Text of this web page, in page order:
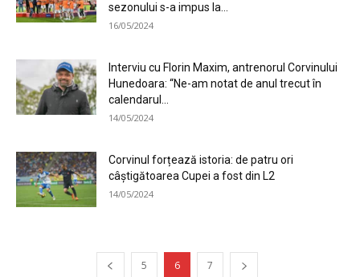
sezonului s-a impus la...
16/05/2024
Interviu cu Florin Maxim, antrenorul Corvinului
Hunedoara: “Ne-am notat de anul trecut în
calendarul...
14/05/2024
Corvinul forțează istoria: de patru ori
câștigătoarea Cupei a fost din L2
14/05/2024
5 6 7